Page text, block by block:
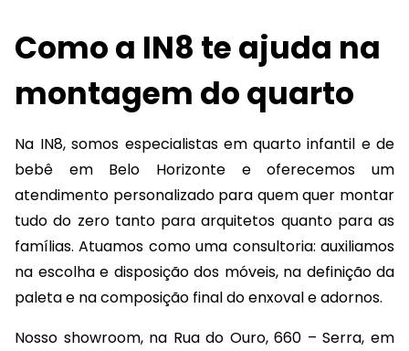
Como a IN8 te ajuda na
montagem do quarto
Na IN8, somos especialistas em quarto infantil e de
bebê em Belo Horizonte e oferecemos um
atendimento personalizado para quem quer montar
tudo do zero tanto para arquitetos quanto para as
famílias. Atuamos como uma consultoria: auxiliamos
na escolha e disposição dos móveis, na definição da
paleta e na composição final do enxoval e adornos.
Nosso showroom, na Rua do Ouro, 660 – Serra, em